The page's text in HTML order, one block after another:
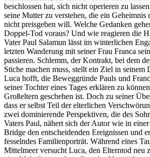
beschlossen hat, sich nicht operieren zu
seine Mutter zu verstehen, die ein Geheimnis
nicht preisgeben will. Welche Gedanken
Doppel-Tod voraus? Und wie reagieren die
Vater Paul Salamun lässt im winterlichen
letzten Wanderung mit seiner Frau Franca
passieren. Schlemm, der Kontrakt, bei dem
Stiche machen muss, stellt ein Ziel in seinem
Luca hofft, die Beweggründe Pauls und
seiner Tochter eines Tages erklären zu
Großeltern geschehen ist. Doch zu seiner
dass er selbst Teil der elterlichen
zwei dominierende Perspektiven, die des
Vaters Paul, nähert sich der Autor wie in
Bridge den entscheidenden Ereignissen und
fesselndes Familienporträt. Während eines
Mittelmeer versucht Luca, den Elterntod neu